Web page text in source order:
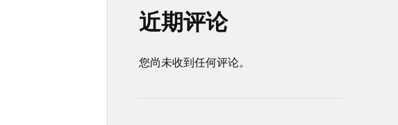
近期评论
您尚未收到任何评论。